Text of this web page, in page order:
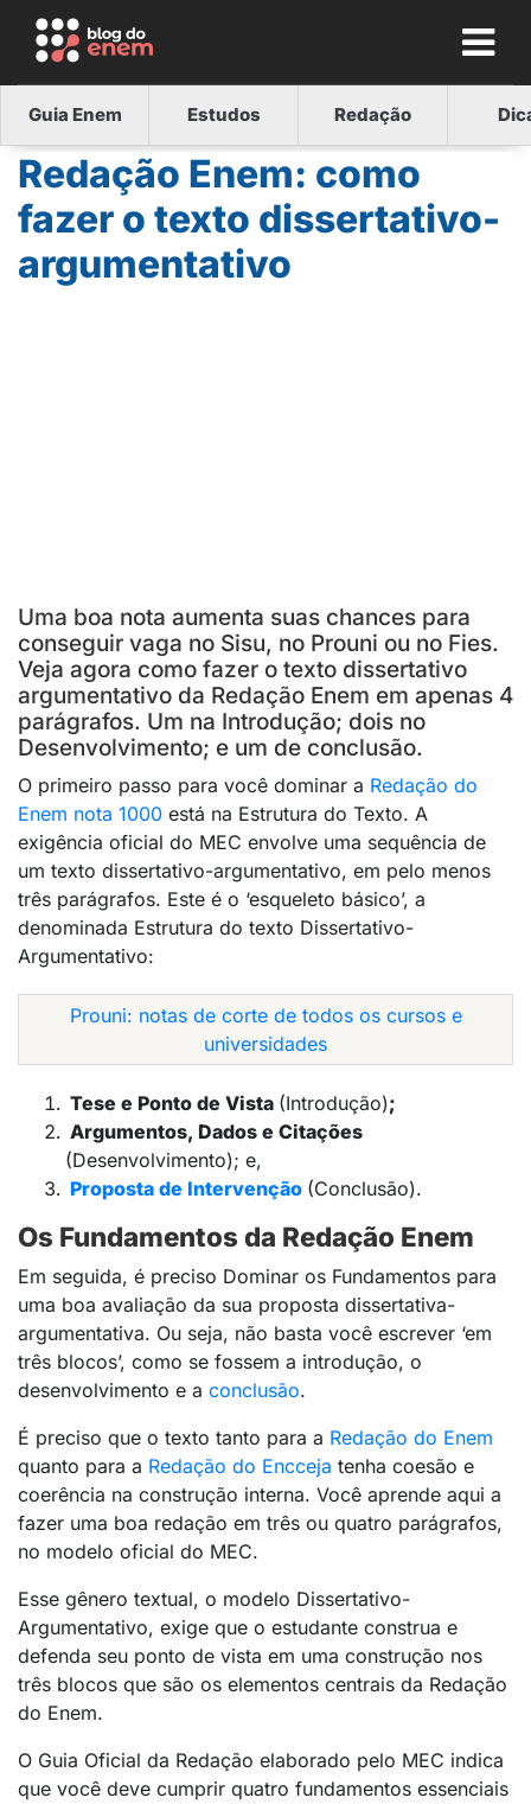
Guia Enem Estudos Redação
Redação Enem: como
fazer o texto dissertativo-
argumentativo
Uma boa nota aumenta suas chances para
conseguir vaga no Sisu, no Prouni ou no Fies.
Veja agora como fazer o texto dissertativo
argumentativo da Redação Enem em apenas 4
parágrafos. Um na Introdução; dois no
Desenvolvimento; e um de conclusão.
O primeiro passo para você dominar a Redação do
Enem nota 1000 está na Estrutura do Texto. A
exigência oficial do MEC envolve uma sequência de
um texto dissertativo-argumentativo, em pelo menos
três parágrafos. Este é o ‘esqueleto básico’, a
denominada Estrutura do texto Dissertativo-
Argumentativo:
Prouni: notas de corte de todos os cursos e
universidades
Tese e Ponto de Vista (Introdução);
Argumentos, Dados e Citações
(Desenvolvimento); e,
Proposta de Intervenção (Conclusão).
Os Fundamentos da Redação Enem
Em seguida, é preciso Dominar os Fundamentos para
uma boa avaliação da sua proposta dissertativa-
argumentativa. Ou seja, não basta você escrever ‘em
três blocos’, como se fossem a introdução, o
desenvolvimento e a conclusão.
É preciso que o texto tanto para a Redação do Enem
quanto para a Redação do Encceja tenha coesão e
coerência na construção interna. Você aprende aqui a
fazer uma boa redação em três ou quatro parágrafos,
no modelo oficial do MEC.
Esse gênero textual, o modelo Dissertativo-
Argumentativo, exige que o estudante construa e
defenda seu ponto de vista em uma construção nos
três blocos que são os elementos centrais da Redação
do Enem.
O Guia Oficial da Redação elaborado pelo MEC indica
que você deve cumprir quatro fundamentos essenciais